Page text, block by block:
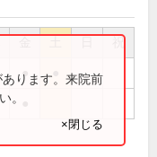
祝
●
ります。来院前
。
×閉じる